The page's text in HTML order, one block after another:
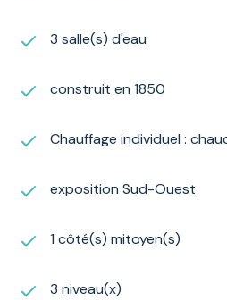
3 salle(s) d'eau
construit en 1850
Chauffage individuel :
exposition Sud-Ouest
1 côté(s) mitoyen(s)
3 niveau(x)